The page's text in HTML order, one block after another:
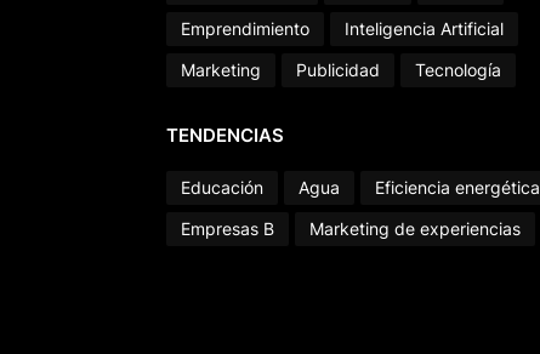
Emprendimiento
Inteligencia Artificial
Marketing
Publicidad Tecnología
TENDENCIAS
Educación Agua
Eficiencia energética
Empresas B
Marketing de experiencias